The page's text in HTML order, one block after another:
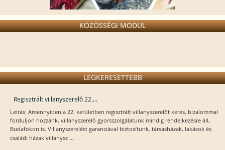
KÖZÖSSÉGI MODUL
LEGKERESETTEBB
Regisztrált villanyszerelő 22....
Leírás: Amennyiben a 22. kerületben regisztrált villanyszerelőt keres, bizalommal
forduljon hozzánk, villanyszerelő gyorsszolgálatunk mindig rendelkezésre áll,
Budafokon is. Villanyszerelést garanciával biztosítunk, társasházak, lakások és
családi házak villanysz ...